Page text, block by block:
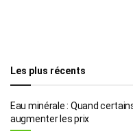
Les plus récents
Eau minérale : Quand
augmenter les prix